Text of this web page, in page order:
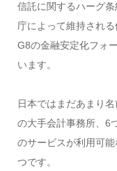
信託に関するハーグ
庁によって維持され
G8の金融安定化フォ
います。
日本ではまだあまり
の大手会計事務所、6
のサービスが利用可
つです。